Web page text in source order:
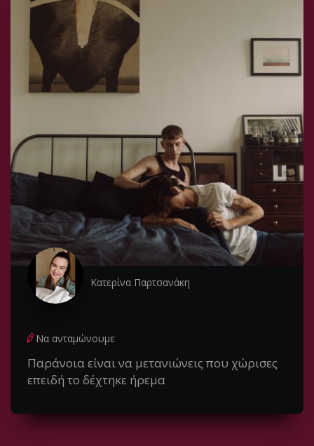
Κατερίνα Παρτσανάκη
Να ανταμώνουμε
Παράνοια είναι να μετανιώνεις που χώρισες
επειδή το δέχτηκε ήρεμα